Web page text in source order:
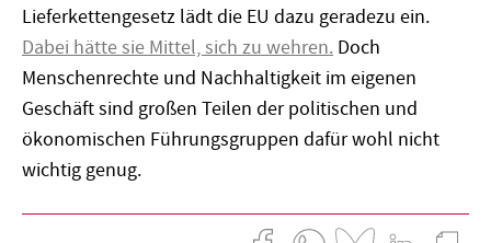
Lieferkettengesetz lädt die EU dazu geradezu ein.
Dabei hätte sie Mittel, sich zu wehren. Doch
Menschenrechte und Nachhaltigkeit im eigenen
Geschäft sind großen Teilen der politischen und
ökonomischen Führungsgruppen dafür wohl nicht
wichtig genug.